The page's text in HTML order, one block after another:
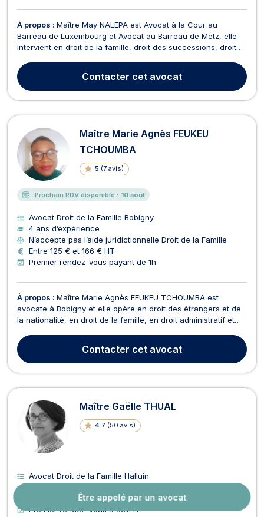
Être appelé par un avocat
À propos : Maître May NALEPA est Avocat à la Cour au
Barreau de Luxembourg et Avocat au Barreau de Metz, elle
intervient en droit de la famille, droit des successions, droit
pays. En droit de la famille, Maître NALEPA accompagne les
époux souhaitant procéder à une procédu...
Contacter cet avocat
Maître Marie Agnès FEUKEU
TCHOUMBA
5 (7 avis)
Prochain RDV disponible : 10 août
Avocat Droit de la Famille Bobigny
4 ans d’expérience
N’accepte pas l’aide juridictionnelle Droit de la Famille
Entre 125 € et 166 € HT
Premier rendez-vous payant de 1h
À propos : Maître Marie Agnès FEUKEU TCHOUMBA est
avocate à Bobigny et elle opère en droit des étrangers et de
la nationalité, en droit de la famille, en droit administratif et
TCHOUMBA exerce en droit des étrangers et de la nationalité.
Elle vous conseille et vous représente en cas...
Contacter cet avocat
Maître Gaëlle THUAL
4.7 (50 avis)
Avocat Droit de la Famille Halluin
Accepte l’aide juridictionnelle en Droit de la Famille
Premier rendez-vous à 83€ HT